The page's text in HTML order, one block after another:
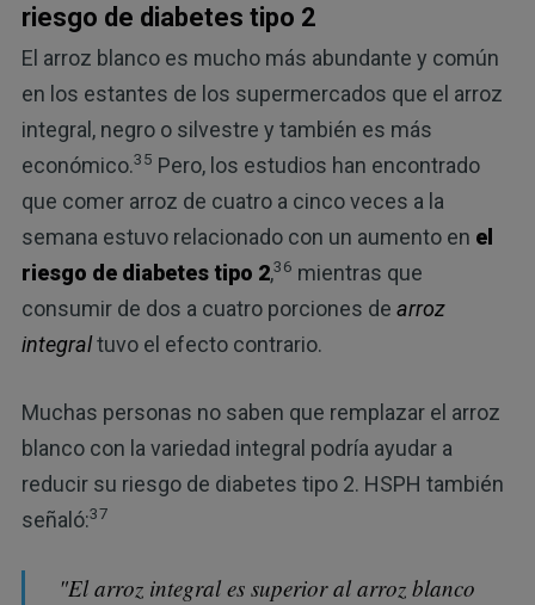
riesgo de diabetes tipo 2
El arroz blanco es mucho más abundante y común
en los estantes de los supermercados que el arroz
integral, negro o silvestre y también es más
económico.35 Pero, los estudios han encontrado
que comer arroz de cuatro a cinco veces a la
semana estuvo relacionado con un aumento en el
riesgo de diabetes tipo 2,36 mientras que
consumir de dos a cuatro porciones de arroz
integraltuvo el efecto contrario.
Muchas personas no saben que remplazar el arroz
blanco con la variedad integral podría ayudar a
reducir su riesgo de diabetes tipo 2. HSPH también
señaló:37
"El arroz integral es superior al arroz blanco